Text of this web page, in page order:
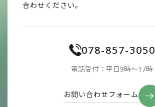
合わせください。
078-857-3050
電話受付：平日9時〜17時
お問い合わせフォーム